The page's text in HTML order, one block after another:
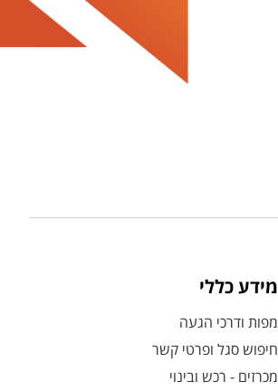
מידע כללי
מפות ודרכי הגעה
חיפוש סגל ופרטי קשר
מכרזים - רכש ובינוי